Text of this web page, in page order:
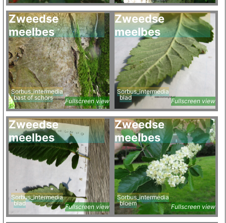
Zweedse
meelbes
Sorbus_intermedia
bast of schors
Fullscreen view
Zweedse
meelbes
Sorbus_intermedia
blad
Fullscreen view
Zweedse
meelbes
Sorbus_intermedia
blad
Fullscreen view
Zweedse
meelbes
Sorbus_intermedia
bloem
Fullscreen view